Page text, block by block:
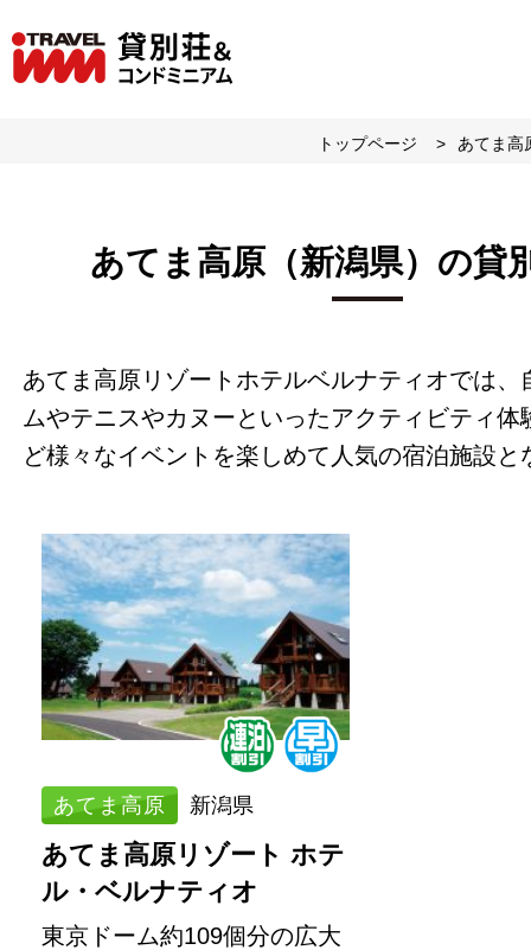
トップページ あてま高
あてま高原（新潟県）の貸
あてま高原リゾートホテルベルナティオでは、
ムやテニスやカヌーといったアクティビティ体
ど様々なイベントを楽しめて人気の宿泊施設と
あてま高原 新潟県
あてま高原リゾート ホテ
ル・ベルナティオ
東京ドーム約109個分の広大